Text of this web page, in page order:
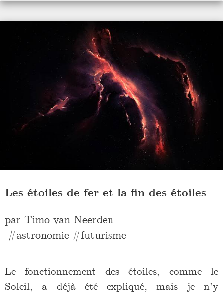
Les étoiles de fer et la fin des étoiles
par Timo van Neerden
astronomie
futurisme
Le fonctionnement des étoiles, comme le
Soleil, a déjà été expliqué, mais je n’y